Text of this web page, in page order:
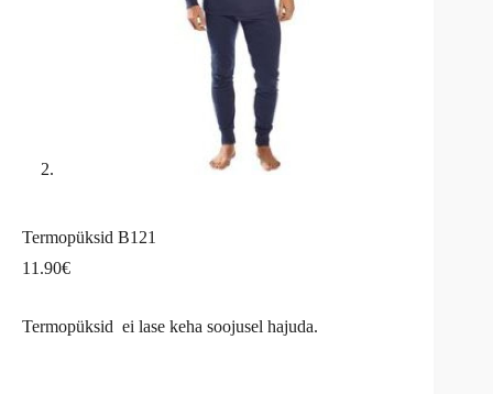
Termopüksid B121
11.90€
Termopüksid ei lase keha soojusel hajuda.